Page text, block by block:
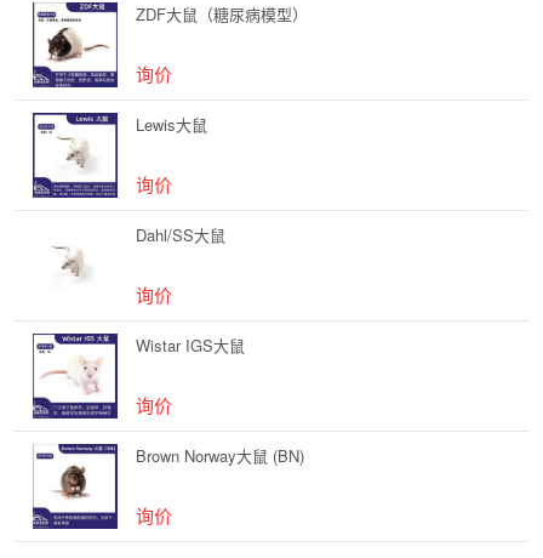
ZDF大鼠（糖尿病模型）
询价
Lewis大鼠
询价
Dahl/SS大鼠
询价
Wistar IGS大鼠
询价
Brown Norway大鼠 (BN)
询价